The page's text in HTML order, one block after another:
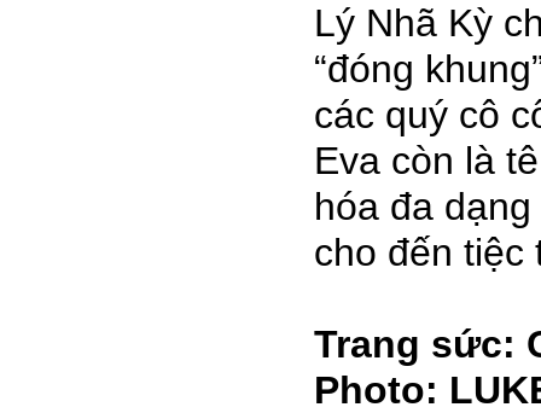
Lý Nhã Kỳ
“đóng
các quý cô
Eva còn là
hóa đa
cho đến tiệc
Trang sức:
Photo: